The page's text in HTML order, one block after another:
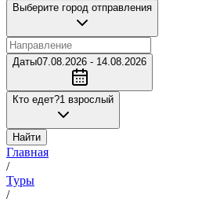
Выберите город отправления
Даты07.08.2026 - 14.08.2026
Кто едет?1 взрослый
Найти
Главная
/
Туры
/